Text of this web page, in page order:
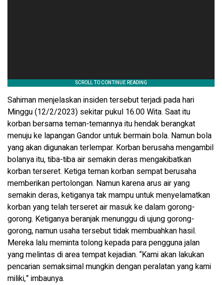
Sahiman menjelaskan insiden tersebut terjadi pada hari
Minggu (12/2/2023) sekitar pukul 16.00 Wita. Saat itu
korban bersama teman-temannya itu hendak berangkat
menuju ke lapangan Gandor untuk bermain bola. Namun bola
yang akan digunakan terlempar. Korban berusaha mengambil
bolanya itu, tiba-tiba air semakin deras mengakibatkan
korban terseret. Ketiga teman korban sempat berusaha
memberikan pertolongan. Namun karena arus air yang
semakin deras, ketiganya tak mampu untuk menyelamatkan
korban yang telah terseret air masuk ke dalam gorong-
gorong. Ketiganya beranjak menunggu di ujung gorong-
gorong, namun usaha tersebut tidak membuahkan hasil.
Mereka lalu meminta tolong kepada para pengguna jalan
yang melintas di area tempat kejadian. “Kami akan lakukan
pencarian semaksimal mungkin dengan peralatan yang kami
miliki,” imbaunya.